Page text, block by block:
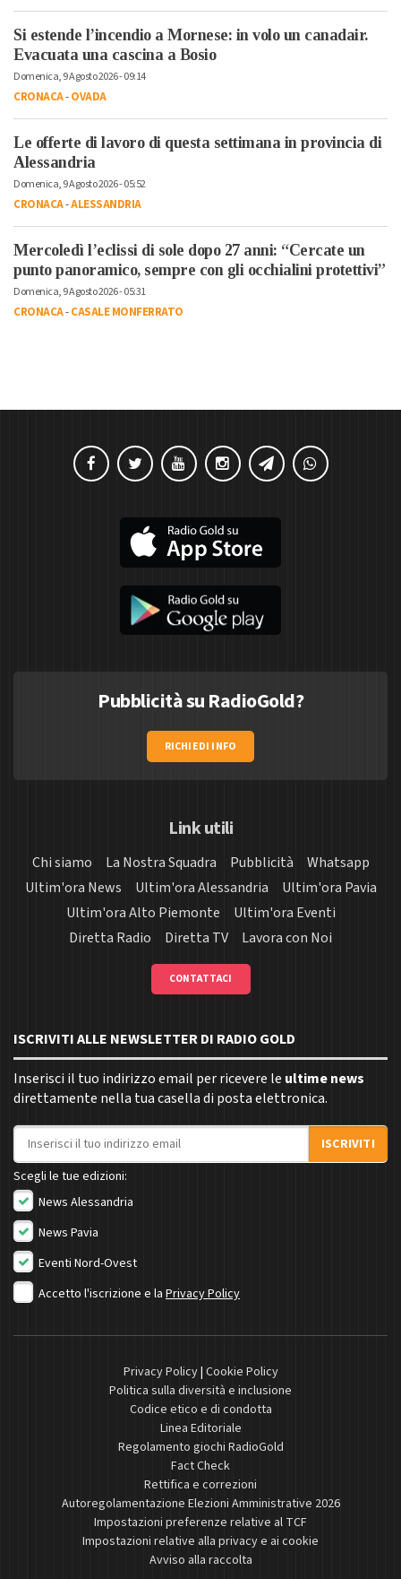
Si estende l’incendio a Mornese: in volo un canadair.
Evacuata una cascina a Bosio
Domenica, 9 Agosto 2026 - 09:14
CRONACA-OVADA
Le offerte di lavoro di questa settimana in provincia di
Alessandria
Domenica, 9 Agosto 2026 - 05:52
CRONACA-ALESSANDRIA
Mercoledì l’eclissi di sole dopo 27 anni: “Cercate un
punto panoramico, sempre con gli occhialini protettivi”
Domenica, 9 Agosto 2026 - 05:31
CRONACA-CASALE MONFERRATO
Pubblicità su RadioGold?
RICHIEDI INFO
Link utili
Chi siamo La Nostra Squadra Pubblicità
Whatsapp
Ultim'ora News
Ultim'ora Alessandria
Ultim'ora Pavia
Ultim'ora Alto Piemonte
Ultim'ora Eventi
Diretta Radio
Diretta TV Lavora con Noi
CONTATTACI
ISCRIVITI ALLE NEWSLETTER DI RADIO GOLD
Inserisci il tuo indirizzo email per ricevere le ultime news
direttamente nella tua casella di posta elettronica.
Indirizzo email
ISCRIVITI
Scegli le tue edizioni:
News Alessandria
News Pavia
Eventi Nord-Ovest
Accetto l'iscrizione e la Privacy Policy
Privacy Policy| Cookie Policy
Politica sulla diversità e inclusione
Codice etico e di condotta
Linea Editoriale
Regolamento giochi RadioGold
Fact Check
Rettifica e correzioni
Autoregolamentazione Elezioni Amministrative 2026
Impostazioni preferenze relative al TCF
Impostazioni relative alla privacy e ai cookie
Avviso alla raccolta